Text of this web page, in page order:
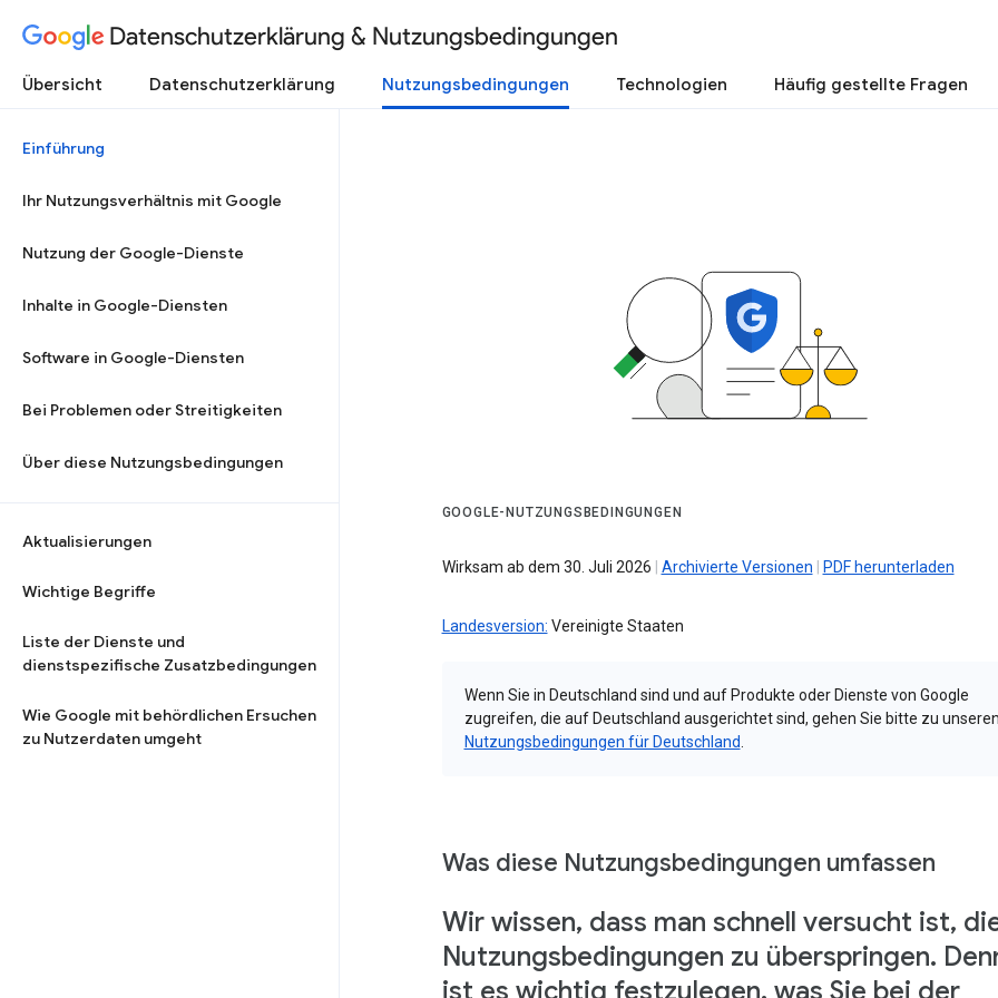
Datenschutzerklärung & Nutzungsbedingungen
Übersicht Datenschutzerklärung Nutzungsbedingungen Technologien Häufig gestellte Fragen
Einführung
Ihr Nutzungsverhältnis mit Google
Nutzung der Google-Dienste
Inhalte in Google-Diensten
Software in Google-Diensten
Bei Problemen oder Streitigkeiten
Über diese Nutzungsbedingungen
Aktualisierungen
Wichtige Begriffe
Liste der Dienste und
dienstspezifische Zusatzbedingungen
Wie Google mit behördlichen Ersuchen
zu Nutzerdaten umgeht
GOOGLE-NUTZUNGSBEDINGUNGEN
Wirksam ab dem 30. Juli 2026 Archivierte Versionen PDF herunterladen
Landesversion: Vereinigte Staaten
Wenn Sie in Deutschland sind und auf Produkte oder Dienste von Google
zugreifen, die auf Deutschland ausgerichtet sind, gehen Sie bitte zu unseren
Nutzungsbedingungen für Deutschland
Was diese Nutzungsbedingungen umfassen
Wir wissen, dass man schnell versucht ist,
Nutzungsbedingungen zu überspringen.
ist es wichtig festzulegen, was Sie bei der